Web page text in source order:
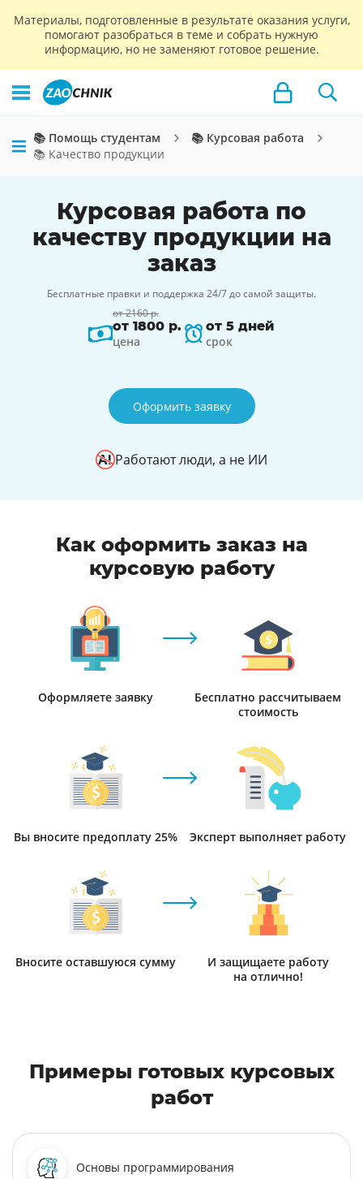
Материалы, подготовленные в результате оказания услуги,
помогают разобраться в теме и собрать нужную
информацию, но не заменяют готовое решение.
📚 Помощь студентам
📚 Курсовая работа
📚 Качество продукции
Курсовая работа по
качеству продукции на
заказ
Бесплатные правки и поддержка 24/7 до самой защиты.
от 2160 р.
от 1800 р.
цена
от 5 дней
срок
Оформить заявку
Работают люди, а не ИИ
Как оформить заказ на
курсовую работу
Оформляете заявку
Бесплатно рассчитываем
стоимость
Вы вносите предоплату 25% Эксперт выполняет работу
Вносите оставшуюся сумму
И защищаете работу
на отлично!
Примеры готовых курсовых
работ
Основы программирования